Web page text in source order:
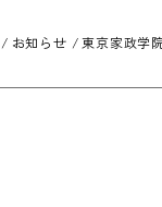
お知らせ 東京家政学